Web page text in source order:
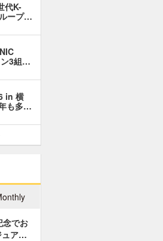
代K-
ープ…
ン3組…
in 横
も多…
念でお
ュア…